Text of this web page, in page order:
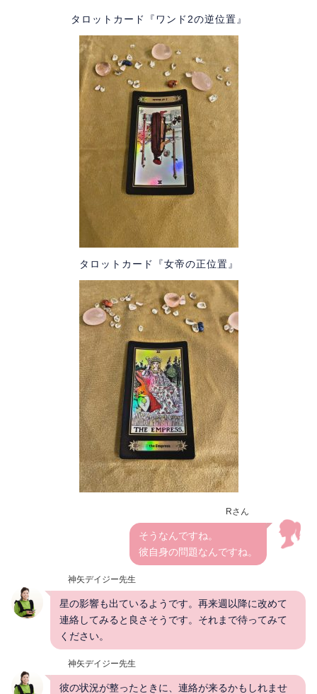
タロットカード『ワンド2の逆位置』
タロットカード『女帝の正位置』
Rさん
そうなんですね。
彼自身の問題なんですね。
神矢デイジー先生
星の影響も出ているようです。再来週以降に改めて
連絡してみると良さそうです。それまで待ってみて
ください。
神矢デイジー先生
彼の状況が整ったときに、連絡が来るかもしれませ